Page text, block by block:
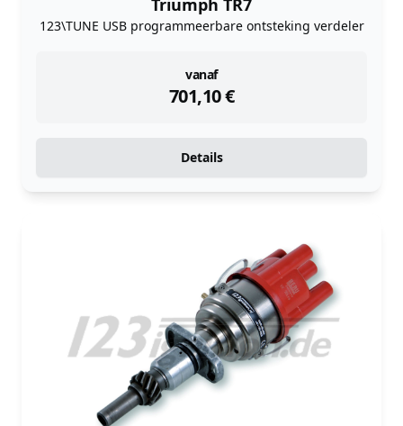
123\TUNE USB programmeerbare ontsteking verdeler
vanaf
701,10€
instock
Details